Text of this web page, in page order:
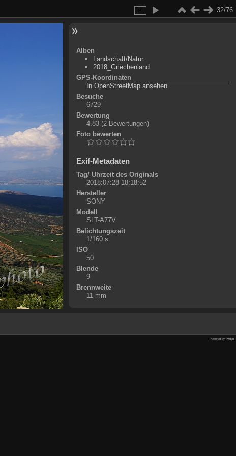
32/76
Alben
Landschaft/Natur
2018_Griechenland
GPS-Koordinaten
+
-
©
In OpenStreetMap ansehen
Besuche
6729
Bewertung
4.83 (2 Bewertungen)
Foto bewerten
Exif-Metadaten
Tag/ Uhrzeit des Originals
2018:07:28 18:18:52
Hersteller
SONY
Modell
SLT-A77V
Belichtungszeit
1/160 s
ISO
50
Blende
9
Brennweite
11 mm
Powered by Piwigo